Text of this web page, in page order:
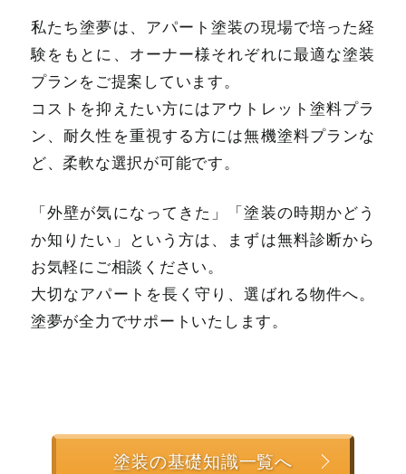
私たち塗夢は、アパート塗装の現場で培った経
験をもとに、オーナー様それぞれに最適な塗装
プランをご提案しています。
コストを抑えたい方にはアウトレット塗料プラ
ン、耐久性を重視する方には無機塗料プランな
ど、柔軟な選択が可能です。
「外壁が気になってきた」「塗装の時期かどう
か知りたい」という方は、まずは無料診断から
お気軽にご相談ください。
大切なアパートを長く守り、選ばれる物件へ。
塗夢が全力でサポートいたします。
塗装の基礎知識一覧へ